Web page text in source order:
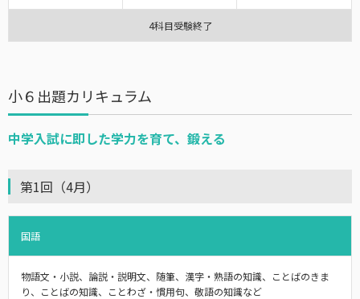
4科目受験終了
小６出題カリキュラム
中学入試に即した学力を育て、鍛える
第1回（4月）
国語
物語文・小説、論説・説明文、随筆、漢字・熟語の知識、ことばのきま
り、ことばの知識、ことわざ・慣用句、敬語の知識など